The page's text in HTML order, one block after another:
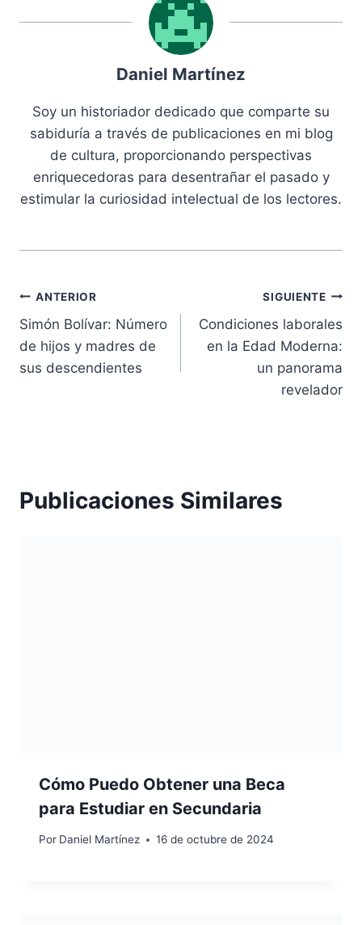
Daniel Martínez
Soy un historiador dedicado que comparte su
sabiduría a través de publicaciones en mi blog
de cultura, proporcionando perspectivas
enriquecedoras para desentrañar el pasado y
estimular la curiosidad intelectual de los lectores.
Navegación
de
entradas
ANTERIOR
Simón Bolívar: Número
de hijos y madres de
sus descendientes
SIGUIENTE
Condiciones laborales
en la Edad Moderna:
un panorama
revelador
Publicaciones Similares
Cómo Puedo Obtener una Beca
para Estudiar en Secundaria
Por Daniel Martínez 16 de octubre de 2024